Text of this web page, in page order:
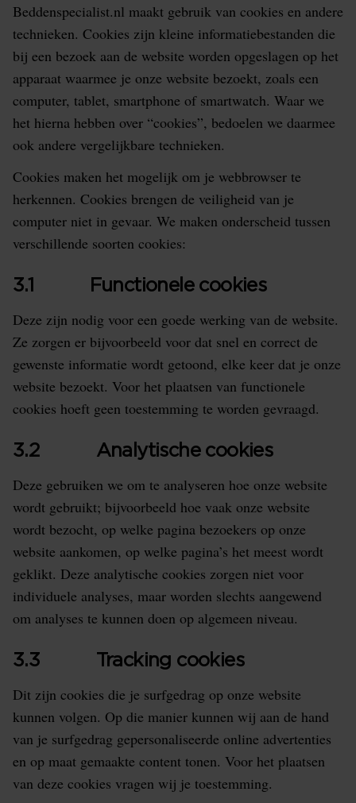
Beddenspecialist.nl maakt gebruik van cookies en andere
technieken. Cookies zijn kleine informatiebestanden die
bij een bezoek aan de website worden opgeslagen op het
apparaat waarmee je onze website bezoekt, zoals een
computer, tablet, smartphone of smartwatch. Waar we
het hierna hebben over “cookies”, bedoelen we daarmee
ook andere vergelijkbare technieken.
Cookies maken het mogelijk om je webbrowser te
herkennen. Cookies brengen de veiligheid van je
computer niet in gevaar. We maken onderscheid tussen
verschillende soorten cookies:
3.1 Functionele cookies
Deze zijn nodig voor een goede werking van de website.
Ze zorgen er bijvoorbeeld voor dat snel en correct de
gewenste informatie wordt getoond, elke keer dat je onze
website bezoekt. Voor het plaatsen van functionele
cookies hoeft geen toestemming te worden gevraagd.
3.2 Analytische cookies
Deze gebruiken we om te analyseren hoe onze website
wordt gebruikt; bijvoorbeeld hoe vaak onze website
wordt bezocht, op welke pagina bezoekers op onze
website aankomen, op welke pagina’s het meest wordt
geklikt. Deze analytische cookies zorgen niet voor
individuele analyses, maar worden slechts aangewend
om analyses te kunnen doen op algemeen niveau.
3.3 Tracking cookies
Dit zijn cookies die je surfgedrag op onze website
kunnen volgen. Op die manier kunnen wij aan de hand
van je surfgedrag gepersonaliseerde online advertenties
en op maat gemaakte content tonen. Voor het plaatsen
van deze cookies vragen wij je toestemming.